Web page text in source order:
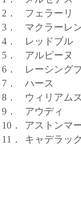
2．
フェラーリ
3．
マクラーレ
4．
レッドブル
5．
アルピーヌ
6．
レーシング
7．
ハース
8．
ウィリアム
9．
アウディ
10．
アストンマ
11．
キャデラック